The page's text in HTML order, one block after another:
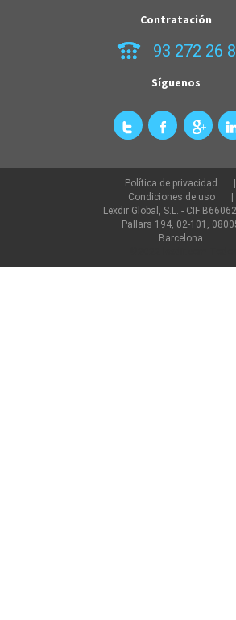
Contratación
93 272 26
Síguenos
Política de privacidad
Condiciones de uso
Lexdir Global, S.L. - CIF
Pallars 194, 02-101,
Barcelona